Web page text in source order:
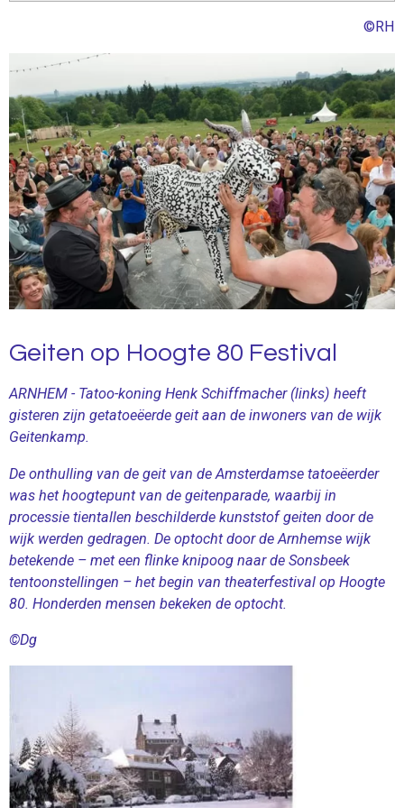
y
e
t
i
n
g
s
©RH
Geiten op Hoogte 80 Festival
ARNHEM - Tatoo-koning Henk Schiffmacher (links) heeft
gisteren zijn getatoeëerde geit aan de inwoners van de wijk
Geitenkamp.
De onthulling van de geit van de Amsterdamse tatoeëerder
was het hoogtepunt van de geitenparade, waarbij in
processie tientallen beschilderde kunststof geiten door de
wijk werden gedragen. De optocht door de Arnhemse wijk
betekende – met een flinke knipoog naar de Sonsbeek
tentoonstellingen – het begin van theaterfestival op Hoogte
80. Honderden mensen bekeken de optocht.
©Dg